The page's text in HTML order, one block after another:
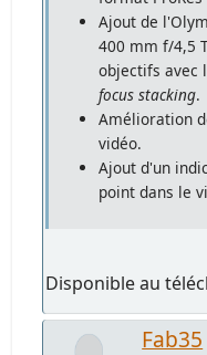
Ajout de
400 mm f/4,5
objectifs avec
focus stacking.
Amélioration
vidéo.
Ajout d'un
point dans le
Disponible au
Fab35